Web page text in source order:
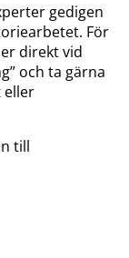
gedigen
För
direkt vid
och ta gärna
eller
till